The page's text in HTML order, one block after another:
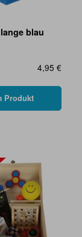
blau
4,95 €
Produkt